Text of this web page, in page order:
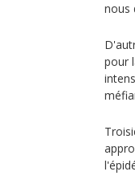
nous
pour